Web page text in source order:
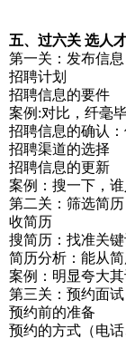
五、过六关 选人
第一关：发布信息
招聘计划
招聘信息的要件
案例:对比，纤毫
招聘信息的确认
招聘渠道的选择
招聘信息的更新
案例：搜一下，谁
第二关：筛选简历
收简历
搜简历：找准关
简历分析：能从
案例：明显夸大
第三关：预约面试
预约前的准备
预约的方式（电话